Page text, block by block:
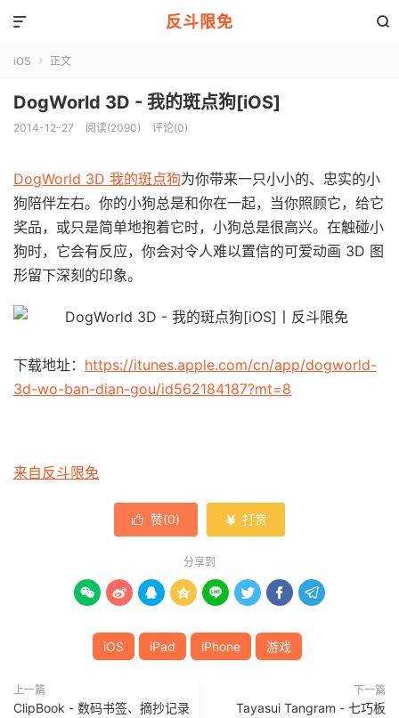
反斗限免 

iOS  正文
DogWorld 3D - 我的斑点狗[iOS]
2014-12-27 阅读(2090) 评论(0)
DogWorld 3D 我的斑点狗为你带来一只小小的、忠实的小
狗陪伴左右。你的小狗总是和你在一起，当你照顾它，给它
奖品，或只是简单地抱着它时，小狗总是很高兴。在触碰小
狗时，它会有反应，你会对令人难以置信的可爱动画 3D 图
形留下深刻的印象。
下载地址： https://itunes.apple.com/cn/app/dogworld-
3d-wo-ban-dian-gou/id562184187?mt=8
来自反斗限免
 赞(0)  打赏
分享到
       
iOS iPad iPhone 游戏
上一篇
ClipBook - 数码书签、摘抄记录
下一篇
Tayasui Tangram - 七巧板